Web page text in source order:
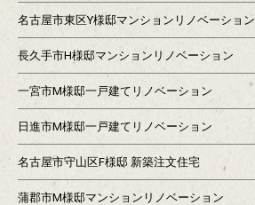
名古屋市東区Y様邸マンションリノベーション
長久手市H様邸マンションリノベーション
一宮市M様邸一戸建てリノベーション
日進市M様邸一戸建てリノベーション
名古屋市守山区F様邸 新築注文住宅
蒲郡市M様邸マンションリノベーション